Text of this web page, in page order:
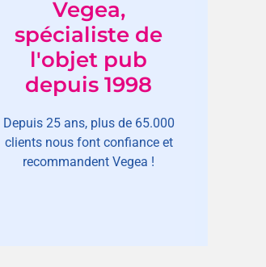
Vegea,
spécialiste de
l'objet pub
depuis 1998
Depuis 25 ans, plus de 65.000
clients nous font confiance et
recommandent Vegea !